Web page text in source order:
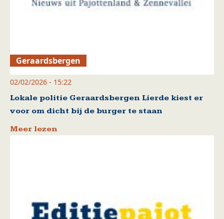
Geraardsbergen
02/02/2026 - 15:22
Lokale politie Geraardsbergen Lierde kiest er
voor om dicht bij de burger te staan
Meer lezen